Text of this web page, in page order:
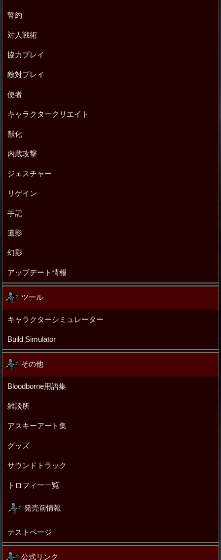
誓約
対人戦術
協力プレイ
敵対プレイ
使者
キャラクタークリエイト
獣化
内蔵攻撃
ジェスチャー
リゲイン
手記
遺影
幻影
アップデート情報
ツール
キャラクターシミュレーター
Build Simulator
その他
Bloodborne用語集
雑談所
アスキーアート集
グッズ
サウンドトラック
トロフィー一覧
発売前情報
テストページ
公式リンク